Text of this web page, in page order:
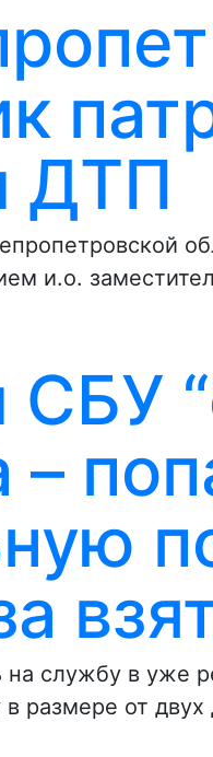
ДТП
и.о.
СБУ
–
на службу в
в размере от